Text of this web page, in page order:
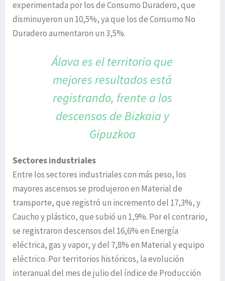
experimentada por los de Consumo Duradero, que
disminuyeron un 10,5%, ya que los de Consumo No
Duradero aumentaron un 3,5%.
Álava es el territorio que
mejores resultados está
registrando, frente a los
descensos de Bizkaia y
Gipuzkoa
Sectores industriales
Entre los sectores industriales con más peso, los
mayores ascensos se produjeron en Material de
transporte, que registró un incremento del 17,3%, y
Caucho y plástico, que subió un 1,9%. Por el contrario,
se registraron descensos del 16,6% en Energía
eléctrica, gas y vapor, y del 7,8% en Material y equipo
eléctrico. Por territorios históricos, la evolución
interanual del mes de julio del índice de Producción